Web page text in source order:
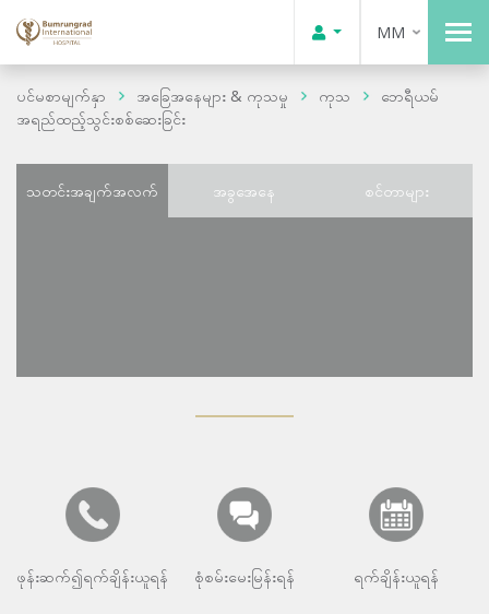
MM
ပင်မစာမျက်နှာ အခြေအနေများ & ကုသမှု ကုသ
ဘေရီယမ်
အရည်ထည့်သွင်းစစ်ဆေးခြင်း
သတင်းအချက်အလက် အခွအေနေ စင်တာများ
ဖုန်းဆက်၍ရက်ချိန်းယူရန် စုံစမ်းမေးမြန်းရန် ရက်ချိန်းယူရန်